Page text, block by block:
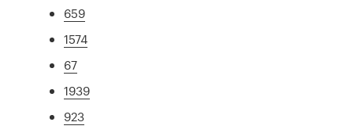
659
1574
67
1939
923